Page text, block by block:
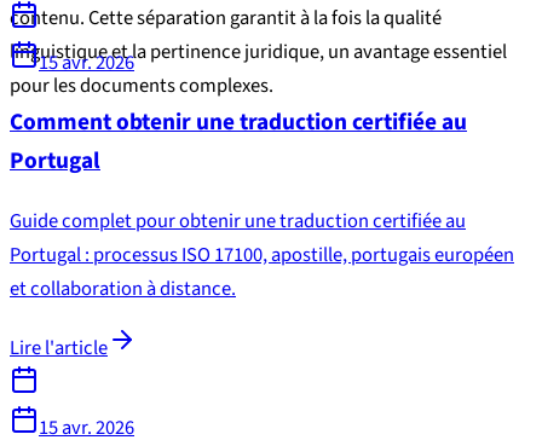
contenu. Cette séparation garantit à la fois la qualité
linguistique et la pertinence juridique, un avantage essentiel
pour les documents complexes.
15 avr. 2026
Comment obtenir une traduction certifiée au
Portugal
Guide complet pour obtenir une traduction certifiée au
Portugal : processus ISO 17100, apostille, portugais européen
et collaboration à distance.
Lire l'article
15 avr. 2026